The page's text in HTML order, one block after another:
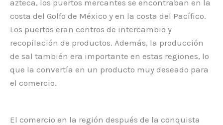
azteca, los puertos mercantes se encontraban en la
costa del Golfo de México y en la costa del Pacífico.
Los puertos eran centros de intercambio y
recopilación de productos. Además, la producción
de sal también era importante en estas regiones, lo
que la convertía en un producto muy deseado para
el comercio.
El comercio en la región después de la conquista